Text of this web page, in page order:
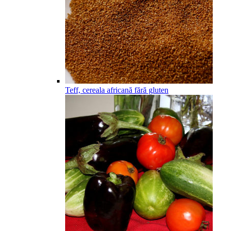
Teff, cereala africană fără gluten